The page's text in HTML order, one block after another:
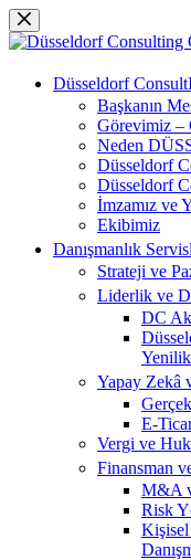
跳
过
Düsseldorf
Başkanın
Görevimiz –
Neden
Düsseldorf
Düsseldorf
İmzamız ve
Ekibimiz
Danışmanlık
Strateji ve
Liderlik ve
DC
Yapay Zekâ
E-
Vergi ve
Finansman
M&A
Risk
Kişisel